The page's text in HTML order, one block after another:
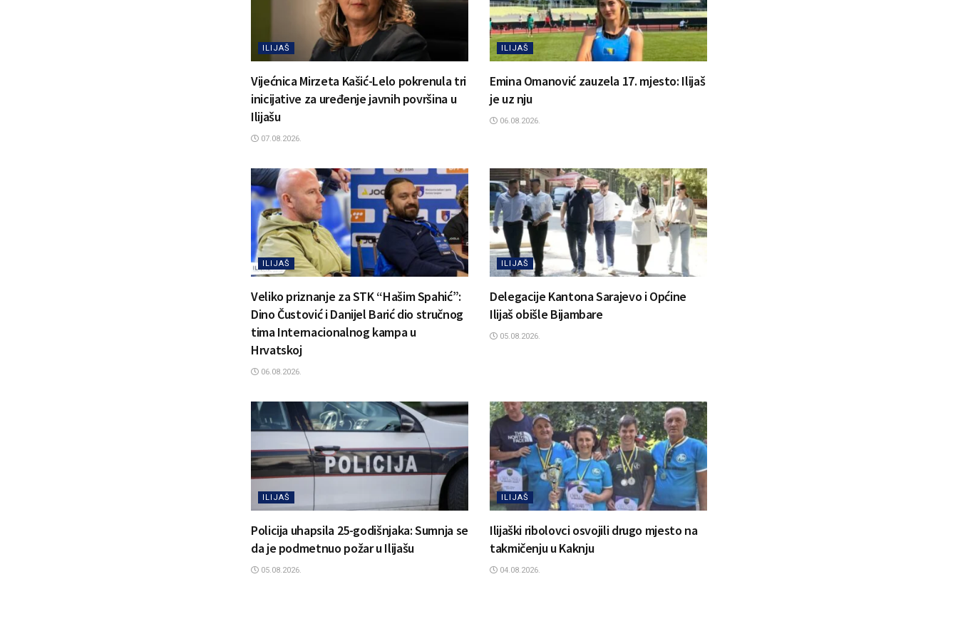
ILIJAŠ
Vijećnica Mirzeta Kašić-Lelo pokrenula tri
inicijative za uređenje javnih površina u
Ilijašu
07.08.2026.
ILIJAŠ
Emina Omanović zauzela 17. mjesto: Ilijaš
je uz nju
06.08.2026.
ILIJAŠ
Veliko priznanje za STK “Hašim Spahić”:
Dino Čustović i Danijel Barić dio stručnog
tima Internacionalnog kampa u
Hrvatskoj
06.08.2026.
ILIJAŠ
Delegacije Kantona Sarajevo i Općine
Ilijaš obišle Bijambare
05.08.2026.
ILIJAŠ
Policija uhapsila 25-godišnjaka: Sumnja se
da je podmetnuo požar u Ilijašu
05.08.2026.
ILIJAŠ
Ilijaški ribolovci osvojili drugo mjesto na
takmičenju u Kaknju
04.08.2026.